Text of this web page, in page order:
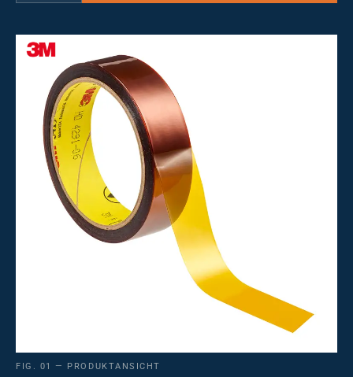
FIG. 01 — PRODUKTANSICHT